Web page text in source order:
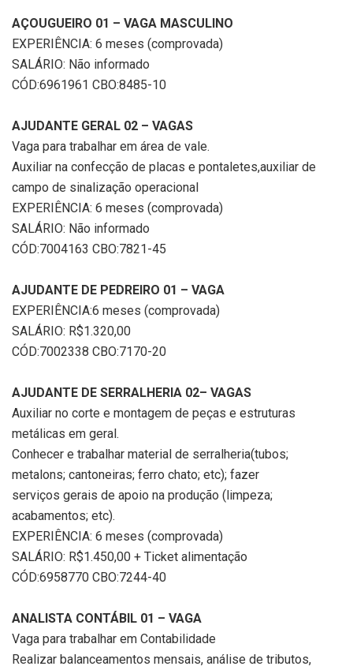
AÇOUGUEIRO 01 – VAGA MASCULINO
EXPERIÊNCIA: 6 meses (comprovada)
SALÁRIO: Não informado
CÓD:6961961 CBO:8485-10
AJUDANTE GERAL 02 – VAGAS
Vaga para trabalhar em área de vale.
Auxiliar na confecção de placas e pontaletes,auxiliar de
campo de sinalização operacional
EXPERIÊNCIA: 6 meses (comprovada)
SALÁRIO: Não informado
CÓD:7004163 CBO:7821-45
AJUDANTE DE PEDREIRO 01 – VAGA
EXPERIÊNCIA:6 meses (comprovada)
SALÁRIO: R$1.320,00
CÓD:7002338 CBO:7170-20
AJUDANTE DE SERRALHERIA 02– VAGAS
Auxiliar no corte e montagem de peças e estruturas
metálicas em geral.
Conhecer e trabalhar material de serralheria(tubos;
metalons; cantoneiras; ferro chato; etc); fazer
serviços gerais de apoio na produção (limpeza;
acabamentos; etc).
EXPERIÊNCIA: 6 meses (comprovada)
SALÁRIO: R$1.450,00 + Ticket alimentação
CÓD:6958770 CBO:7244-40
ANALISTA CONTÁBIL 01 – VAGA
Vaga para trabalhar em Contabilidade
Realizar balanceamentos mensais, análise de tributos,